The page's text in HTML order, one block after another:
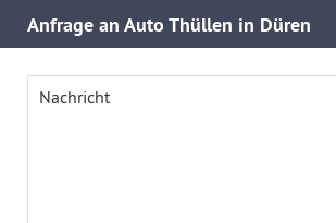
Anfrage an Auto Thüllen in Düren
Nachricht